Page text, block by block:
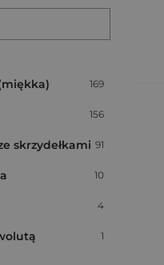
Liczba pozycji:
169
Liczba pozycji:
156
skrzydełkami Liczba pozycji:
91
Liczba pozycji:
10
Liczba pozycji:
4
Liczba pozycji:
1